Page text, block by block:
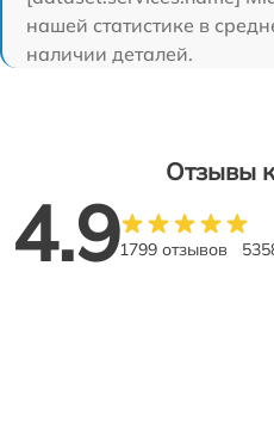
нашей статистике в
наличии деталей.
Отзывы
4.91799 отзывов